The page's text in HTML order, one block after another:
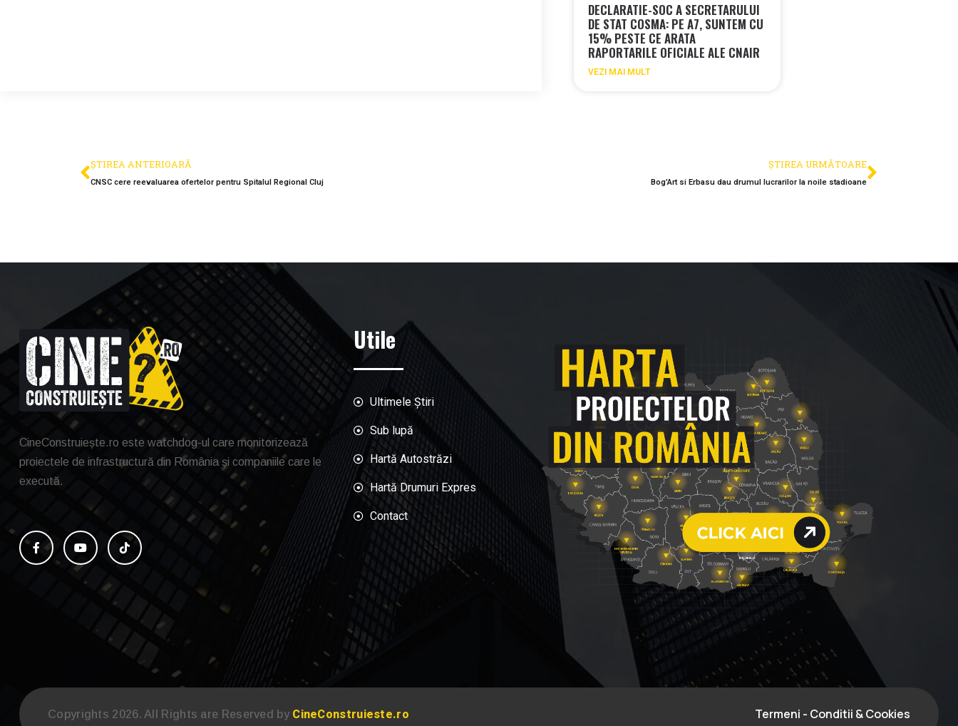
DECLARATIE-SOC A SECRETARULUI
DE STAT COSMA: PE A7, SUNTEM CU
15% PESTE CE ARATA
RAPORTARILE OFICIALE ALE CNAIR
VEZI MAI MULT
ȘTIREA ANTERIOARĂ
CNSC cere reevaluarea ofertelor pentru Spitalul Regional Cluj
ȘTIREA URMĂTOARE
Bog’Art si Erbasu dau drumul lucrarilor la noile stadioane
CineConstruiește.ro este watchdog-ul care monitorizează
proiectele de infrastructură din România și companiile care le
execută.
Utile
Ultimele Știri
Sub lupă
Hartă Autostrăzi
Hartă Drumuri Expres
Contact
Copyrights 2026. All Rights are Reserved by CineConstruieste.ro Termeni - Conditii & Cookies